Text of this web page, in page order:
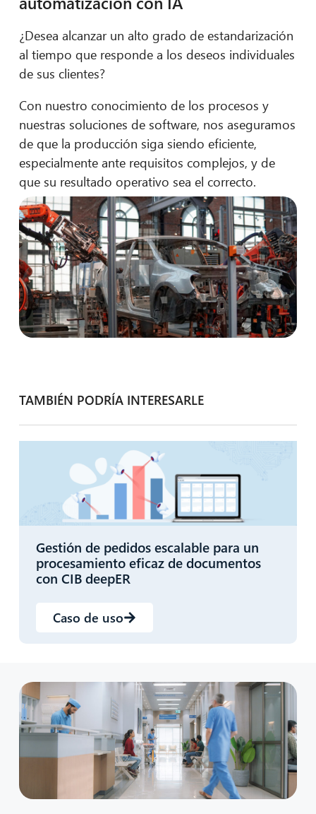
¿Desea alcanzar un alto grado de estandarización
al tiempo que responde a los deseos individuales
de sus clientes?
Con nuestro conocimiento de los procesos y
nuestras soluciones de software, nos aseguramos
de que la producción siga siendo eficiente,
especialmente ante requisitos complejos, y de
que su resultado operativo sea el correcto.
TAMBIÉN PODRÍA INTERESARLE
Gestión de pedidos escalable para un
procesamiento eficaz de documentos
con CIB deepER
Caso de uso